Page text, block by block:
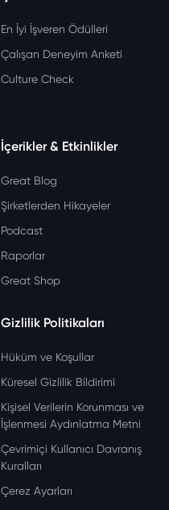
En İyi İşveren Ödülleri
Çalışan Deneyim Anketi
Culture Check
İçerikler & Etkinlikler
Great Blog
Şirketlerden Hikayeler
Podcast
Raporlar
Great Shop
Gizlilik Politikaları
Hüküm ve Koşullar
Küresel Gizlilik Bildirimi
Kişisel Verilerin Korunması ve
İşlenmesi Aydınlatma Metni
Çevrimiçi Kullanıcı Davranış
Kuralları
Çerez Ayarları